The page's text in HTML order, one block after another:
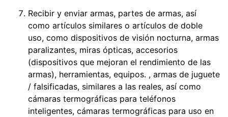
Recibir y enviar armas, partes de armas, así
como artículos similares o artículos de doble
uso, como dispositivos de visión nocturna, armas
paralizantes, miras ópticas, accesorios
(dispositivos que mejoran el rendimiento de las
armas), herramientas, equipos. , armas de juguete
/ falsificadas, similares a las reales, así como
cámaras termográficas para teléfonos
inteligentes, cámaras termográficas para uso en